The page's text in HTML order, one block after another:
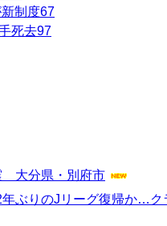
制度67
死去97
大分県・別府市
ぶりのJリーグ復帰か…ク